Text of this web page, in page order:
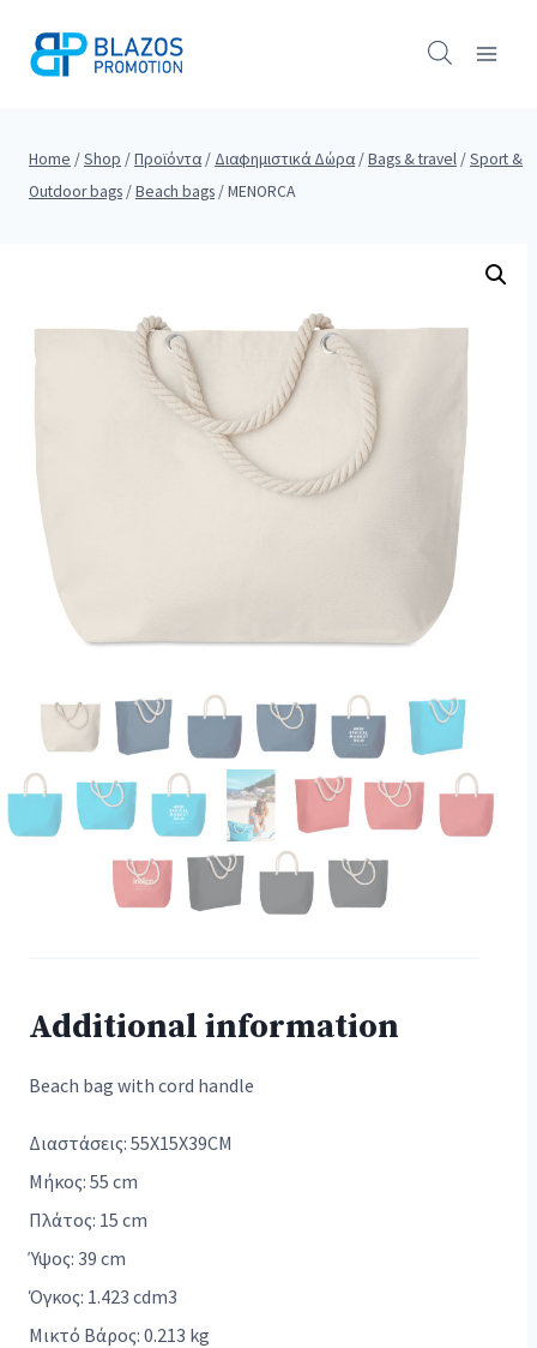
Home /Shop /Προϊόντα / Διαφημιστικά Δώρα /Bags & travel /Sport &
Outdoor bags /Beach bags /MENORCA
Additional information
Beach bag with cord handle
Διαστάσεις: 55X15X39CM
Μήκος: 55 cm
Πλάτος: 15 cm
Ύψος: 39 cm
Όγκος: 1.423 cdm3
Μικτό Βάρος: 0.213 kg